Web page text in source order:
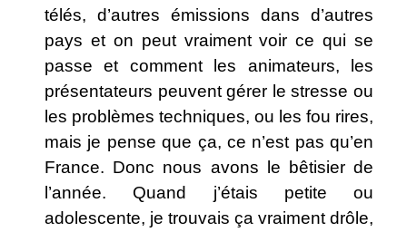
télés, d’autres émissions dans d’autres
pays et on peut vraiment voir ce qui se
passe et comment les animateurs, les
présentateurs peuvent gérer le stresse ou
les problèmes techniques, ou les fou rires,
mais je pense que ça, ce n’est pas qu’en
France. Donc nous avons le bêtisier de
l’année. Quand j’étais petite ou
adolescente, je trouvais ça vraiment drôle,